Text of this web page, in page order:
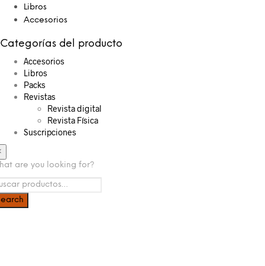
Libros
Accesorios
Categorías del producto
Accesorios
Libros
Packs
Revistas
Revista digital
Revista Física
Suscripciones
are you looking for?